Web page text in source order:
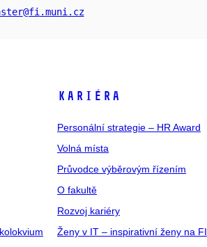
@fi .muni .cz
KARIÉRA
Personální strategie – HR Award
Volná místa
Průvodce výběrovým řízením
O fakultě
Rozvoj kariéry
Ženy v IT – inspirativní ženy na FI